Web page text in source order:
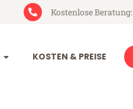
Kostenlose Beratung:
KOSTEN & PREISE